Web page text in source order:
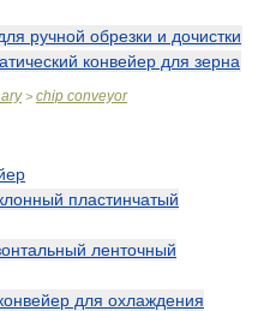
ручной обрезки и дочистки
конвейер для зерна
> chip conveyor
пластинчатый
ленточный
для охлаждения